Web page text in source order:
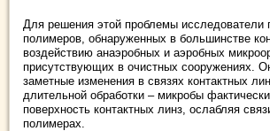
Для решения этой проблемы исследователи
полимеров, обнаруженных в большинстве
воздействию анаэробных и аэробных
присутствующих в очистных сооружениях.
заметные изменения в связях контактных
длительной обработки – микробы
поверхность контактных линз, ослабляя
полимерах.